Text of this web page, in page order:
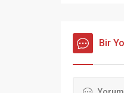
Başsavcılığı
örgütlerinin
edilmesi ve
kapsamında,
Bir